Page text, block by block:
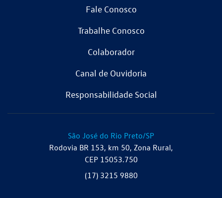
Fale Conosco
Trabalhe Conosco
Colaborador
Canal de Ouvidoria
Responsabilidade Social
São José do Rio Preto/SP
Rodovia BR 153, km 50, Zona Rural,
CEP 15053.750
(17) 3215 9880